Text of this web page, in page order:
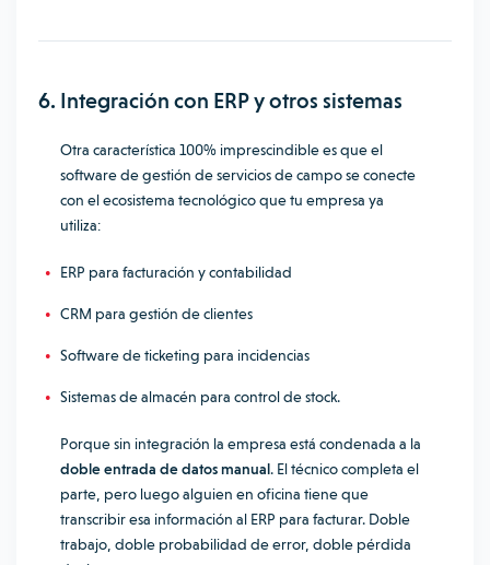
6. Integración con ERP y otros sistemas
Otra característica 100% imprescindible es que el
software de gestión de servicios de campo se conecte
con el ecosistema tecnológico que tu empresa ya
utiliza:
ERP para facturación y contabilidad
CRM para gestión de clientes
Software de ticketing para incidencias
Sistemas de almacén para control de stock.
Porque sin integración la empresa está condenada a la
doble entrada de datos manual. El técnico completa el
parte, pero luego alguien en oficina tiene que
transcribir esa información al ERP para facturar. Doble
trabajo, doble probabilidad de error, doble pérdida